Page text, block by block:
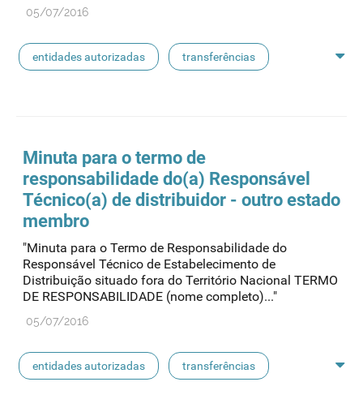
05/07/2016
entidades autorizadas transferências
Minuta para o termo de
responsabilidade do(a) Responsável
Técnico(a) de distribuidor - outro estado
membro
"Minuta para o Termo de Responsabilidade do
Responsável Técnico de Estabelecimento de
Distribuição situado fora do Território Nacional TERMO
DE RESPONSABILIDADE (nome completo)..."
05/07/2016
entidades autorizadas transferências